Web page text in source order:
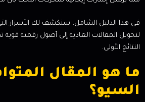
في هذا الدليل الشامل، سنكشف لك الأسرار
لتحويل المقالات العادية إلى أصول رقمية
النتائج الأولى.
ما هو المقال
السيو؟